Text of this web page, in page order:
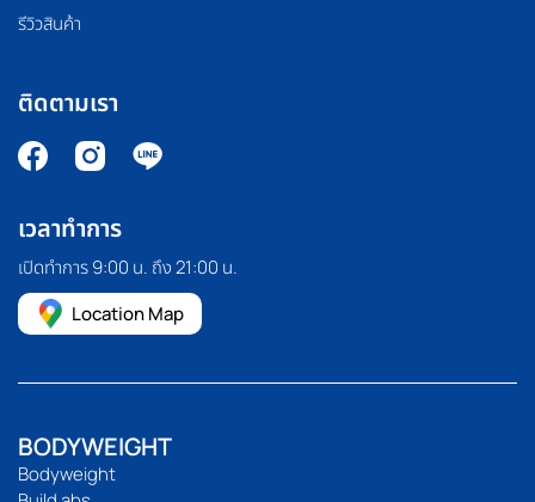
รีวิวสินค้า
ติดตามเรา
เวลาทำการ
เปิดทำการ 9:00 น. ถึง 21:00 น.
Location Map
BODYWEIGHT
Bodyweight